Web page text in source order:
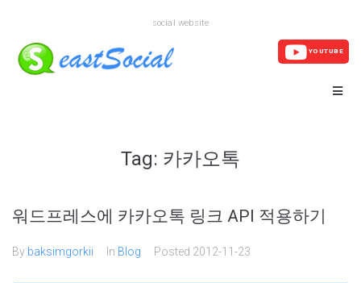
social website
YOUTUBE
Tag: 카카오톡
워드프레스에 카카오톡 링크 API 적용하기
By baksimgorkii In Blog Posted 2012-11-23